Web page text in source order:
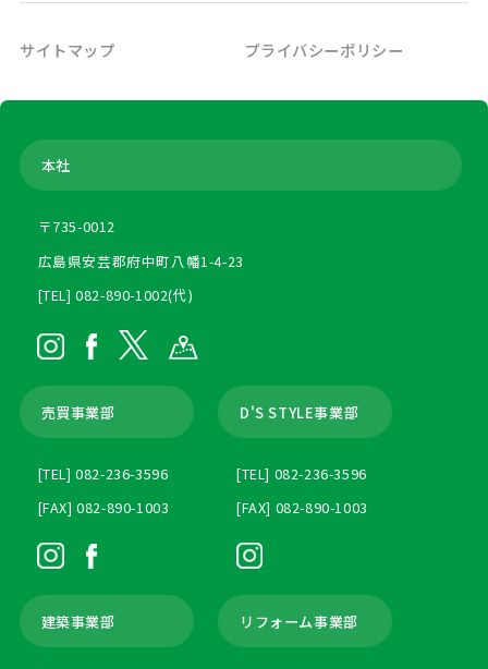
サイトマップ プライバシーポリシー
本社
〒735-0012
広島県安芸郡府中町八幡1-4-23
[TEL] 082-890-1002(代)
売買事業部
[TEL] 082-236-3596
[FAX] 082-890-1003
D'S STYLE事業部
[TEL] 082-236-3596
[FAX] 082-890-1003
建築事業部 リフォーム事業部